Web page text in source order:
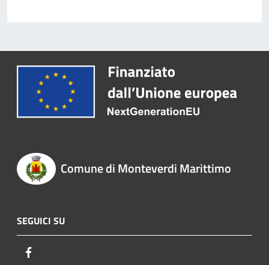
Comune di Monteverdi Marittimo
SEGUICI SU